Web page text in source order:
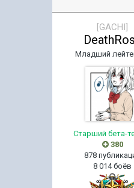
[GACHI]
Младший
Старший бета-
380
878
8 014 боёв